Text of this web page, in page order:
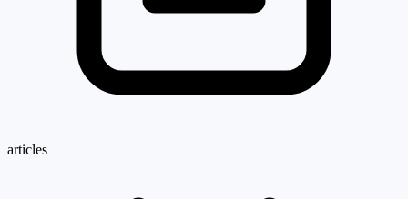
articles